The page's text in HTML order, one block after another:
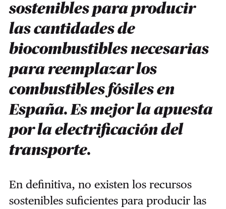
sostenibles para producir
las cantidades de
biocombustibles necesarias
para reemplazar los
combustibles fósiles en
España. Es mejor la apuesta
por la electrificación del
transporte.
En definitiva, no existen los recursos
sostenibles suficientes para producir las